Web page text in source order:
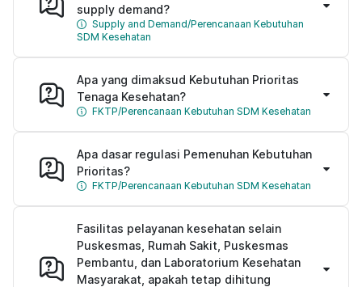
supply demand?
Supply and Demand/Perencanaan Kebutuhan
SDM Kesehatan
Apa yang dimaksud Kebutuhan Prioritas
Tenaga Kesehatan?
FKTP/Perencanaan Kebutuhan SDM Kesehatan
Apa dasar regulasi Pemenuhan Kebutuhan
Prioritas?
FKTP/Perencanaan Kebutuhan SDM Kesehatan
Fasilitas pelayanan kesehatan selain
Puskesmas, Rumah Sakit, Puskesmas
Pembantu, dan Laboratorium Kesehatan
Masyarakat, apakah tetap dihitung